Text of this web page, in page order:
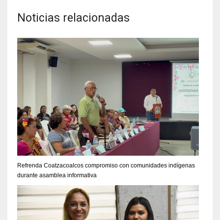
Noticias relacionadas
Refrenda Coatzacoalcos compromiso con comunidades indígenas
durante asamblea informativa